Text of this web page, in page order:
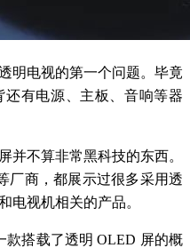
明电视的第一个问题。毕竟
有电源、主板、音响等器
并不算非常黑科技的东西。
厂商，都展示过很多采用透
电视机相关的产品。
款搭载了透明 OLED 屏的概